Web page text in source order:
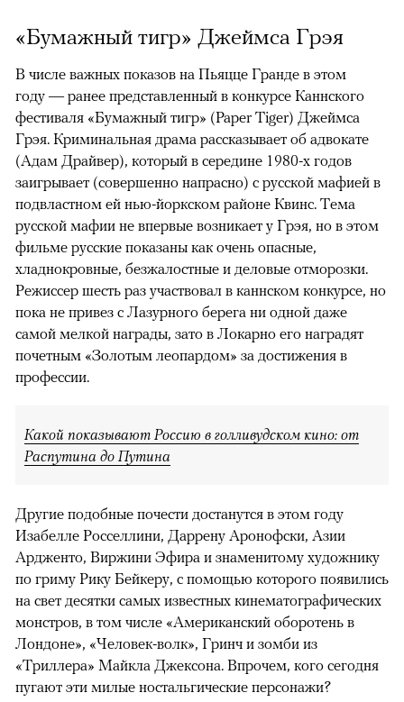
«Бумажный тигр» Джеймса Грэя
В числе важных показов на Пьяцце Гранде в этом
году — ранее представленный в конкурсе Каннского
фестиваля «Бумажный тигр» (Paper Tiger) Джеймса
Грэя. Криминальная драма рассказывает об адвокате
(Адам Драйвер), который в середине 1980-х годов
заигрывает (совершенно напрасно) с русской мафией в
подвластном ей нью-йоркском районе Квинс. Тема
русской мафии не впервые возникает у Грэя, но в этом
фильме русские показаны как очень опасные,
хладнокровные, безжалостные и деловые отморозки.
Режиссер шесть раз участвовал в каннском конкурсе, но
пока не привез с Лазурного берега ни одной даже
самой мелкой награды, зато в Локарно его наградят
почетным «Золотым леопардом» за достижения в
профессии.
Какой показывают Россию в голливудском кино: от
Распутина до Путина
Другие подобные почести достанутся в этом году
Изабелле Росселлини, Даррену Аронофски, Азии
Ардженто, Виржини Эфира и знаменитому художнику
по гриму Рику Бейкеру, с помощью которого появились
на свет десятки самых известных кинематографических
монстров, в том числе «Американский оборотень в
Лондоне», «Человек-волк», Гринч и зомби из
«Триллера» Майкла Джексона. Впрочем, кого сегодня
пугают эти милые ностальгические персонажи?